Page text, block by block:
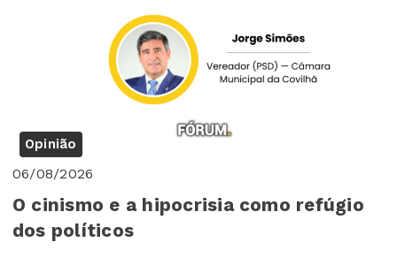
Opinião
06/08/2026
O cinismo e a hipocrisia como refúgio
dos políticos